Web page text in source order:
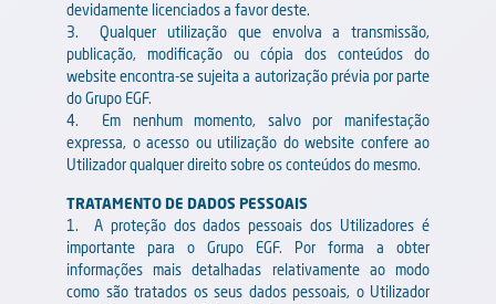
devidamente licenciados a favor deste.
3. Qualquer utilização que envolva a transmissão,
publicação, modificação ou cópia dos conteúdos do
website encontra-se sujeita a autorização prévia por parte
do Grupo EGF.
4. Em nenhum momento, salvo por manifestação
expressa, o acesso ou utilização do website confere ao
Utilizador qualquer direito sobre os conteúdos do mesmo.
TRATAMENTO DE DADOS PESSOAIS
1. A proteção dos dados pessoais dos Utilizadores é
importante para o Grupo EGF. Por forma a obter
informações mais detalhadas relativamente ao modo
como são tratados os seus dados pessoais, o Utilizador